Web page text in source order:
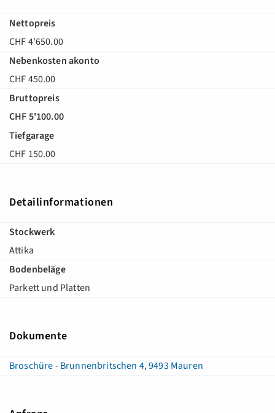
Nettopreis
CHF 4'650.00
Nebenkosten akonto
CHF 450.00
Bruttopreis
CHF 5'100.00
Tiefgarage
CHF 150.00
Detailinformationen
Stockwerk
Attika
Bodenbeläge
Parkett und Platten
Dokumente
Broschüre - Brunnenbritschen 4, 9493 Mauren